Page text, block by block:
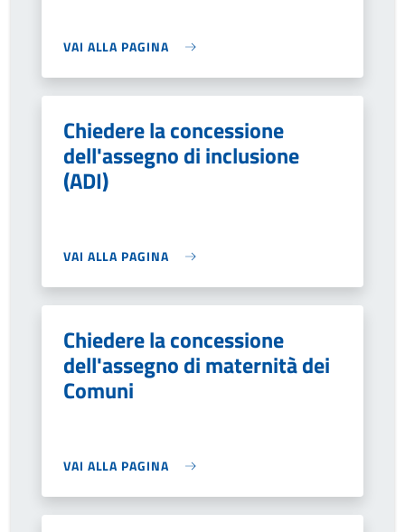
VAI ALLA PAGINA
Chiedere la concessione
dell'assegno di inclusione
(ADI)
VAI ALLA PAGINA
Chiedere la concessione
dell'assegno di maternità dei
Comuni
VAI ALLA PAGINA